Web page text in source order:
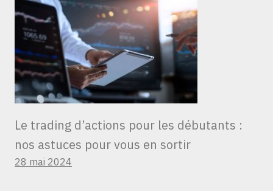
Le trading d’actions pour les débutants :
nos astuces pour vous en sortir
28 mai 2024